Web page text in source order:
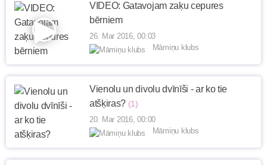
VIDEO: Gatavojam zaķu cepures
bērniem
26. Mar 2016, 00:03
Māmiņu klubs
Vienolu un divolu dvīnīši - ar ko tie
atšķiras? (1)
20. Mar 2016, 00:00
Māmiņu klubs